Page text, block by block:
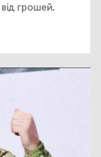
грошей.